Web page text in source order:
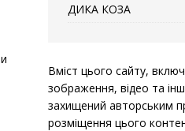
ДИКА КОЗА
Вміст цього сайту,
зображення, відео та
захищений авторським
розміщення цього